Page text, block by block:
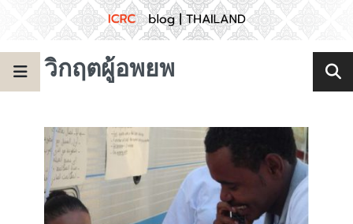
วิกฤตผู้อพยพ